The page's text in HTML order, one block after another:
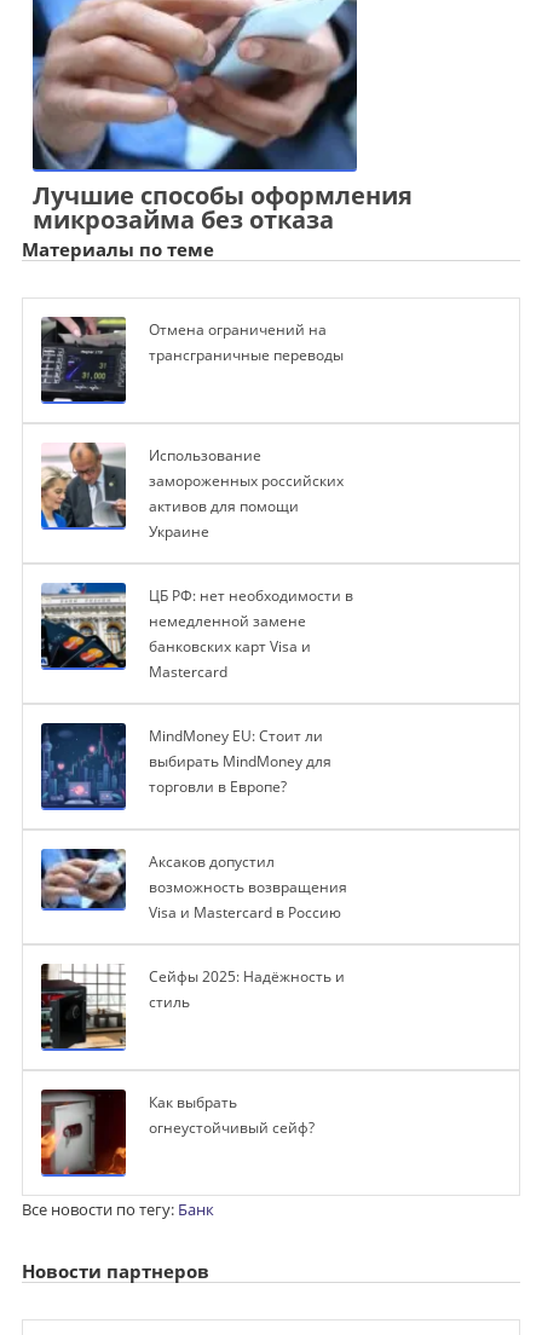
Лучшие способы оформления
микрозайма без отказа
Материалы по теме
Отмена ограничений на
трансграничные переводы
Использование
замороженных российских
активов для помощи
Украине
ЦБ РФ: нет необходимости в
немедленной замене
банковских карт Visa и
Mastercard
MindMoney EU: Стоит ли
выбирать MindMoney для
торговли в Европе?
Аксаков допустил
возможность возвращения
Visa и Mastercard в Россию
Сейфы 2025: Надёжность и
стиль
Как выбрать
огнеустойчивый сейф?
Все новости по тегу: Банк
Новости партнеров